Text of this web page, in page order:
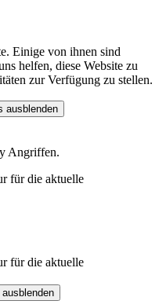
Einige von ihnen sind
helfen, diese Website zu
zur Verfügung zu stellen.
ausblenden
Angriffen.
für die aktuelle
für die aktuelle
ausblenden